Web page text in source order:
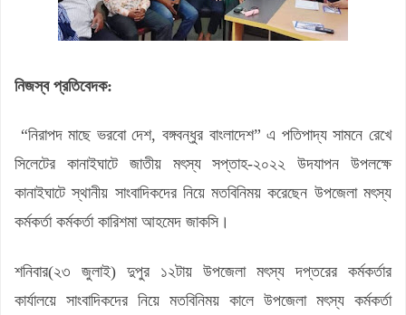
নিজস্ব প্রতিবেদক:
“নিরাপদ মাছে ভরবো দেশ, বঙ্গবন্ধুর বাংলাদেশ” এ পতিপাদ্য সামনে রেখে
সিলেটের কানাইঘাটে জাতীয় মৎস্য সপ্তাহ-২০২২ উদযাপন উপলক্ষে
কানাইঘাটে স্থানীয় সাংবাদিকদের নিয়ে মতবিনিময় করেছেন উপজেলা মৎস্য
কর্মকর্তা কর্মকর্তা কারিশমা আহমেদ জাকসি।
শনিবার(২৩ জুলাই) দুপুর ১২টায় উপজেলা মৎস্য দপ্তরের কর্মকর্তার
কার্যালয়ে সাংবাদিকদের নিয়ে মতবিনিময় কালে উপজেলা মৎস্য কর্মকর্তা